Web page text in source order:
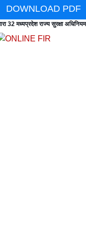
DOWNLOAD PDF
32 मध्यप्रदेश राज्य सुरक्षा